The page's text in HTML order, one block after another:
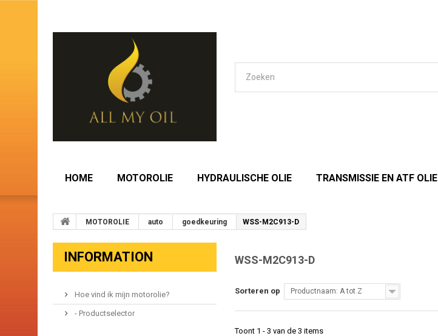
HOME MOTOROLIE HYDRAULISCHE OLIE TRANSMISSIE EN ATF OLIE
MOTOROLIE auto goedkeuring WSS-M2C913-D
INFORMATION
Hoe vind ik mijn motorolie?
- Productselector
WSS-M2C913-D
Sorteren op Productnaam: A tot Z
Toont 1 - 3 van de 3 items